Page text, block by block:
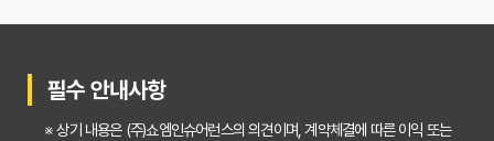
치아보험 비교사이트 선택 전 반드시 알아야 할 5가지 핵심 질문
필수 안내사항
※ 상기 내용은 (주)쇼엠인슈어런스의 의견이며, 계약체결에 따른 이익 또는